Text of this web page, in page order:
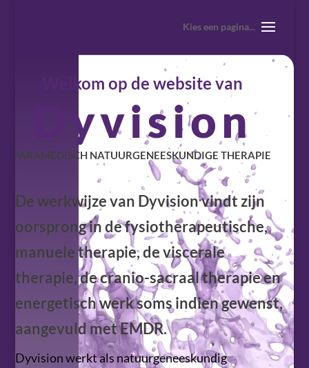
Welkom op de website van
Dyvision
PARAMEDISCH NATUURGENEESKUNDIGE THERAPIE
De werkwijze van Dyvision vindt zijn
oorsprong in de fysiotherapeutische,
manuele therapie, de viscerale
therapie, de cranio-sacraal therapie en
energetisch werk soms indien gewenst,
aangevuld met EMDR.
Dyvision werkt als natuurgeneeskundig